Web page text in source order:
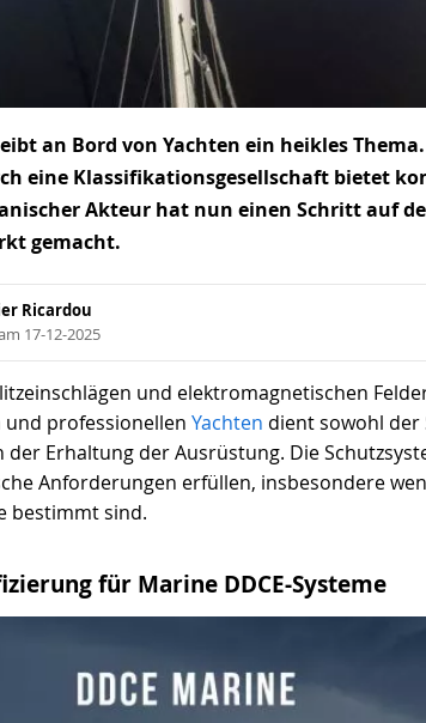
an Bord von Yachten ein heikles
eine Klassifikationsgesellschaft bietet
Akteur hat nun einen Schritt auf
gemacht.
Ricardou
17-12-2025
und elektromagnetischen
professionellen Yachten dient sowohl
der Erhaltung der Ausrüstung. Die
Anforderungen erfüllen, insbesondere
bestimmt sind.
für Marine DDCE-Systeme